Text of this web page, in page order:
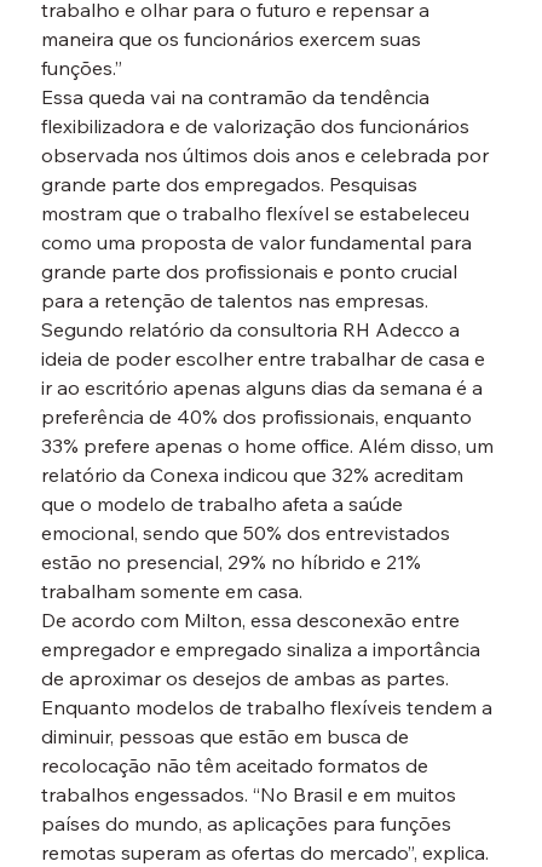
trabalho e olhar para o futuro e repensar a
maneira que os funcionários exercem suas
funções.”
Essa queda vai na contramão da tendência
flexibilizadora e de valorização dos funcionários
observada nos últimos dois anos e celebrada por
grande parte dos empregados. Pesquisas
mostram que o trabalho flexível se estabeleceu
como uma proposta de valor fundamental para
grande parte dos profissionais e ponto crucial
para a retenção de talentos nas empresas.
Segundo relatório da consultoria RH Adecco a
ideia de poder escolher entre trabalhar de casa e
ir ao escritório apenas alguns dias da semana é a
preferência de 40% dos profissionais, enquanto
33% prefere apenas o home office. Além disso, um
relatório da Conexa indicou que 32% acreditam
que o modelo de trabalho afeta a saúde
emocional, sendo que 50% dos entrevistados
estão no presencial, 29% no híbrido e 21%
trabalham somente em casa.
De acordo com Milton, essa desconexão entre
empregador e empregado sinaliza a importância
de aproximar os desejos de ambas as partes.
Enquanto modelos de trabalho flexíveis tendem a
diminuir, pessoas que estão em busca de
recolocação não têm aceitado formatos de
trabalhos engessados. “No Brasil e em muitos
países do mundo, as aplicações para funções
remotas superam as ofertas do mercado”, explica.